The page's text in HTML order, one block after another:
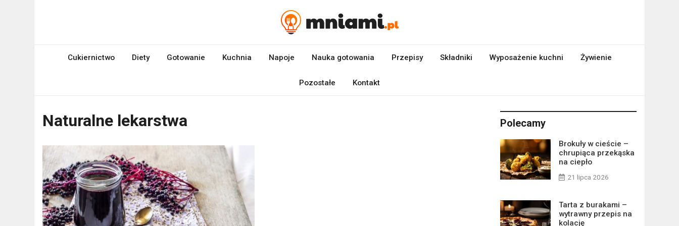
mniami.pl
Cukiernictwo Diety Gotowanie Kuchnia Napoje Nauka gotowania Przepisy Składniki Wyposażenie kuchni Żywienie
Pozostałe Kontakt
Naturalne lekarstwa Polecamy
Brokuły w cieście –
chrupiąca przekąska
na ciepło
21 lipca 2026
Tarta z burakami –
wytrawny przepis na
kolację